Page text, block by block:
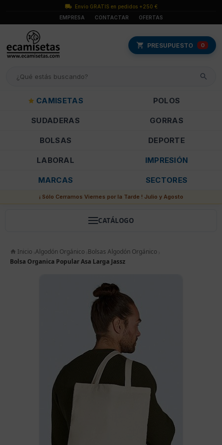
Envío GRATIS en pedidos +250 €
EMPRESA
CONTACTAR OFERTAS
PRESUPUESTO 0
CAMISETAS POLOS
SUDADERAS GORRAS
BOLSAS DEPORTE
LABORAL IMPRESIÓN
MARCAS SECTORES
¡ Sólo Cerramos Viernes por la Tarde ! Julio y Agosto
CATÁLOGO
Inicio Algodón Orgánico Bolsas Algodón Orgánico
Bolsa Organica Popular Asa Larga Jassz